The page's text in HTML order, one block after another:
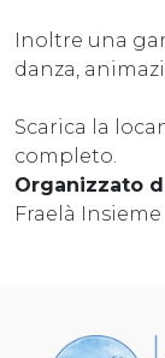
Inoltre una
danza,
Scarica la
completo.
Organizzato
Fraelà Insieme